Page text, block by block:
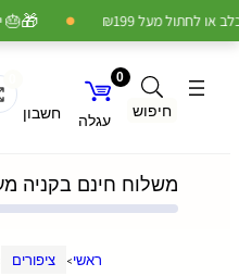
לחתול מעל ₪199 🎁
🎂
חיפוש
0
עגלה חשבון
משלוח חינם בקניה
ראשי> ציפורים